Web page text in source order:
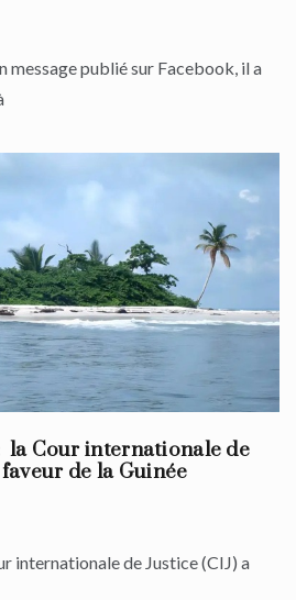
message publié sur Facebook, il a
la Cour internationale de
de la Guinée
internationale de Justice (CIJ) a